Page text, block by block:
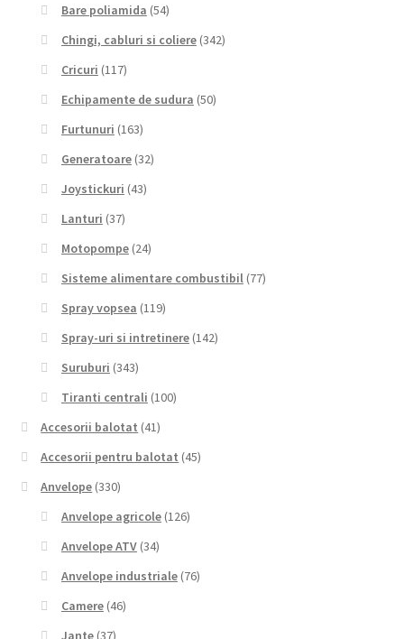
Bare poliamida (54)
Chingi, cabluri si coliere (342)
Cricuri (117)
Echipamente de sudura (50)
Furtunuri (163)
Generatoare (32)
Joystickuri (43)
Lanturi (37)
Motopompe (24)
Sisteme alimentare combustibil (77)
Spray vopsea (119)
Spray-uri si intretinere (142)
Suruburi (343)
Tiranti centrali (100)
Accesorii balotat (41)
Accesorii pentru balotat (45)
Anvelope (330)
Anvelope agricole (126)
Anvelope ATV (34)
Anvelope industriale (76)
Camere (46)
Jante (37)